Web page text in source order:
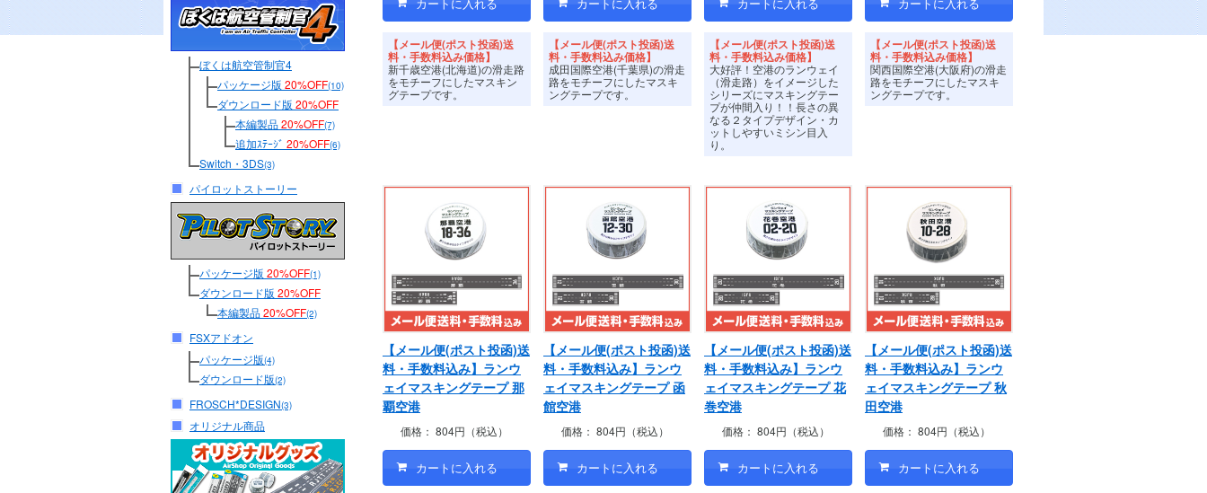
ぼくは航空管制官4
パッケージ版 20%OFF(10)
ダウンロード版 20%OFF
本編製品20%OFF(7)
追加ｽﾃｰｼﾞ 20%OFF(6)
Switch・3DS(3)
パイロットストーリー
パッケージ版 20%OFF(1)
ダウンロード版 20%OFF
本編製品20%OFF(2)
FSXアドオン
パッケージ版(4)
ダウンロード版(2)
FROSCH*DESIGN(3)
オリジナル商品
【メール便(ポスト投函)送
料・手数料込み価格】
新千歳空港(北海道)の滑走路
をモチーフにしたマスキン
グテープです。
【メール便(ポスト投函)送
料・手数料込み価格】
成田国際空港(千葉県)の滑走
路をモチーフにしたマスキ
ングテープです。
【メール便(ポスト投函)送
料・手数料込み価格】
大好評！空港のランウェイ
（滑走路）をイメージした
シリーズにマスキングテー
プが仲間入り！！長さの異
なる２タイプデザイン・カ
ットしやすいミシン目入
り。
【メール便(ポスト投函)送
料・手数料込み価格】
関西国際空港(大阪府)の滑走
路をモチーフにしたマスキ
ングテープです。
【メール便(ポスト投函)送
料・手数料込み】ランウ
ェイマスキングテープ 那
覇空港
価格： 804円（税込）
【メール便(ポスト投函)送
料・手数料込み】ランウ
ェイマスキングテープ 函
館空港
価格： 804円（税込）
【メール便(ポスト投函)送
料・手数料込み】ランウ
ェイマスキングテープ 花
巻空港
価格： 804円（税込）
【メール便(ポスト投函)送
料・手数料込み】ランウ
ェイマスキングテープ 秋
田空港
価格： 804円（税込）